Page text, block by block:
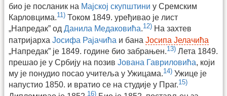
био је посланик на Мајској скупштини у Сремским
Карловцима.11) Током 1849. уређивао је лист
„Напредак” од Данила Медаковића.12) На захтев
патријарха Јосифа Рајачића и бана Јосипа Јелачића
„Напредак” је 1849. године био забрањен.13) Лета 1849.
прешао је у Србију на позив Јована Гавриловића, који
му је понудио посао учитеља у Ужицама.14) Ужице је
напустио 1850. и вратио се на студије у Праг.15)
16)